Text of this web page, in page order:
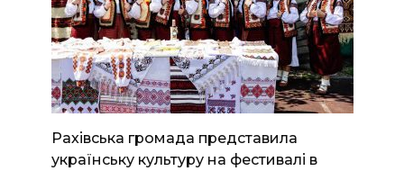
Рахівська громада представила
українську культуру на фестивалі в